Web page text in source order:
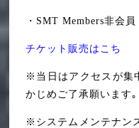
・SMT Members非会
チケット販売はこち
※当日はアクセスが集
かじめご了承願います｡
※システムメンテナン